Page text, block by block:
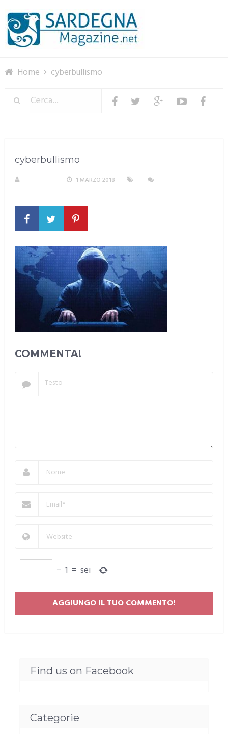
Home cyberbullismo
cyberbullismo
1 MARZO 2018
COMMENTA!
− 1 = sei
Find us on Facebook
Categorie